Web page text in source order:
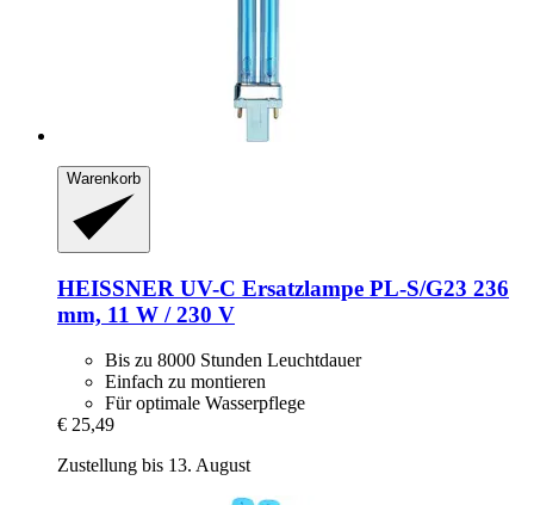
Warenkorb
HEISSNER UV-​C Ersatzlampe PL-​S/G23 236
mm, 11 W / 230 V
Bis zu 8000 Stunden Leuchtdauer
Einfach zu montieren
Für optimale Wasserpflege
€ 25,49
Zustellung bis 13. August